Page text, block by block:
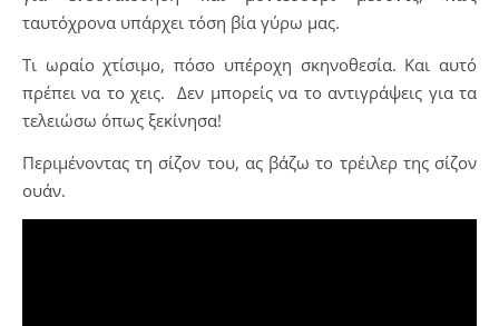
ταυτόχρονα υπάρχει τόση βία γύρω μας.
Τι ωραίο χτίσιμο, πόσο υπέροχη σκηνοθεσία. Και αυτό
πρέπει να το χεις. Δεν μπορείς να το αντιγράψεις για τα
τελειώσω όπως ξεκίνησα!
Περιμένοντας τη σίζον του, ας βάζω το τρέιλερ της σίζον
ουάν.